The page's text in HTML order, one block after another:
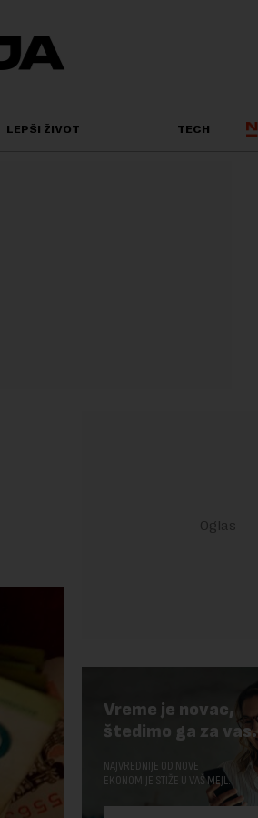
LEPŠI ŽIVOT TECH
Vreme je novac,
štedimo ga za vas.
NAJVREDNIJE OD NOVE
EKONOMIJE STIŽE U VAŠ MEJL.